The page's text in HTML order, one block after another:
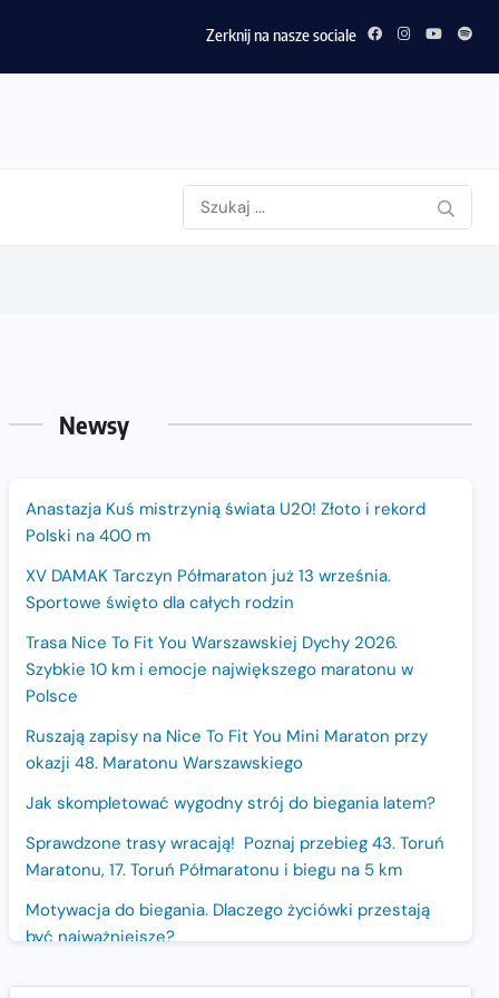
Zerknij na nasze sociale
Newsy
Anastazja Kuś mistrzynią świata U20! Złoto i rekord
Polski na 400 m
XV DAMAK Tarczyn Półmaraton już 13 września.
Sportowe święto dla całych rodzin
Trasa Nice To Fit You Warszawskiej Dychy 2026.
Szybkie 10 km i emocje największego maratonu w
Polsce
Ruszają zapisy na Nice To Fit You Mini Maraton przy
okazji 48. Maratonu Warszawskiego
Jak skompletować wygodny strój do biegania latem?
Sprawdzone trasy wracają! Poznaj przebieg 43. Toruń
Maratonu, 17. Toruń Półmaratonu i biegu na 5 km
Motywacja do biegania. Dlaczego życiówki przestają
być najważniejsze?